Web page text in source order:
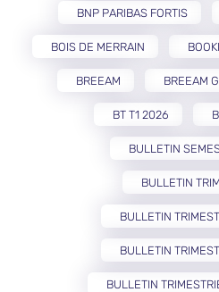
BNP PARIBAS FORTIS
BOIS DE MERRAIN
BREEAM BREEAM
BT T1 2026
BULLETIN
BULLETIN
BULLETIN
BULLETIN
BULLETIN